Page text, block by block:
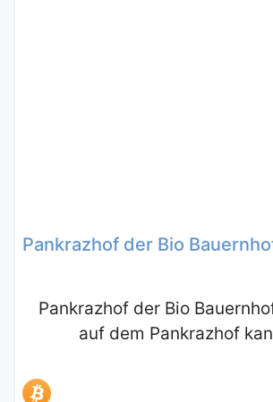
Pankrazhof der Bio
Pankrazhof der Bio
auf dem Pankrazhof